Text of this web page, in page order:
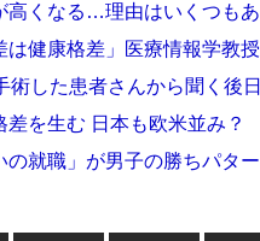
高くなる…理由はいくつも
健康格差」医療情報学教
した患者さんから聞く後
を生む 日本も欧米並み？
就職」が男子の勝ちパタ